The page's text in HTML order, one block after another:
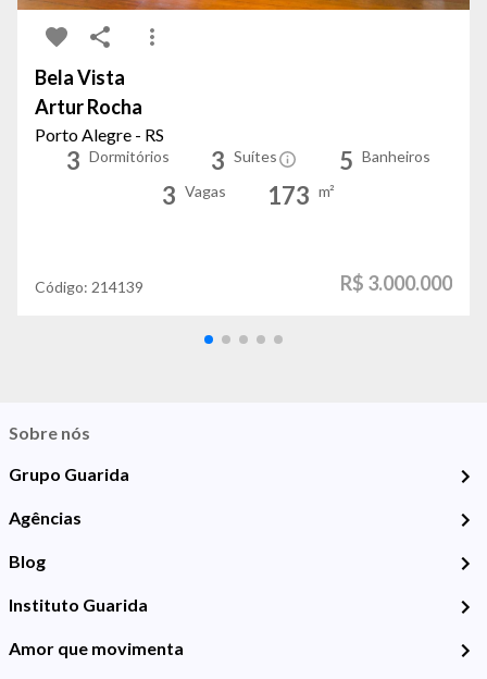
Bela Vista
Artur Rocha
Porto Alegre - RS
3 Dormitórios 3 Suítes 5 Banheiros
3 Vagas 173 m²
Código: 214139 R$ 3.000.000
Sobre nós
Grupo Guarida
Agências
Blog
Instituto Guarida
Amor que movimenta